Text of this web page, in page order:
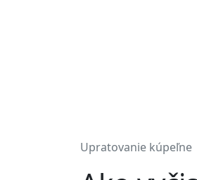
Upratovanie kúpeľne